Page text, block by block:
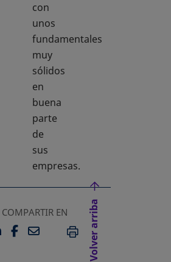
con
unos
fundamentales
muy
sólidos
en
buena
parte
de
sus
empresas.
COMPARTIR EN
LINKEDIN
SE ABRE EN UNA PESTAÑA
FACEBOOK
SE ABRE EN UNA
EMAILIMPRIMIR
Volver arriba